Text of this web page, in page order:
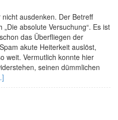
ausdenken. Der Betreff
absolute Versuchung“. Es ist
das Überfliegen der
akute Heiterkeit auslöst,
weit. Vermutlich konnte hier
seinen dümmlichen